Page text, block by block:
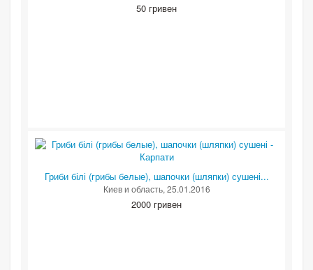
50 гривен
Гриби білі (грибы белые), шапочки (шляпки) сушені...
Киев и область, 25.01.2016
2000 гривен